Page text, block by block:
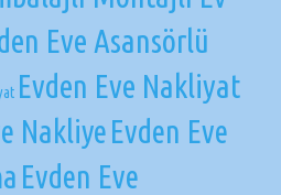
Eve Asansörlü
Evden Eve Nakliyat
NakliyeEvden Eve
Evden Eve